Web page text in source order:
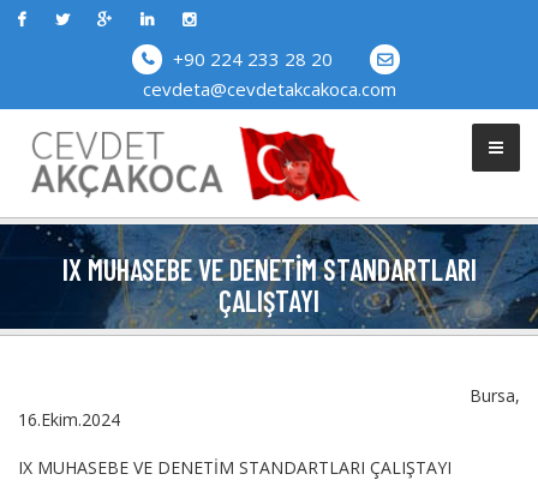
+90 224 233 28 20
cevdeta@cevdetakcakoca.com
IX MUHASEBE VE DENETIM STANDARTLARI
ÇALIŞTAYI
Bursa,
16.Ekim.2024
IX MUHASEBE VE DENETİM STANDARTLARI ÇALIŞTAYI